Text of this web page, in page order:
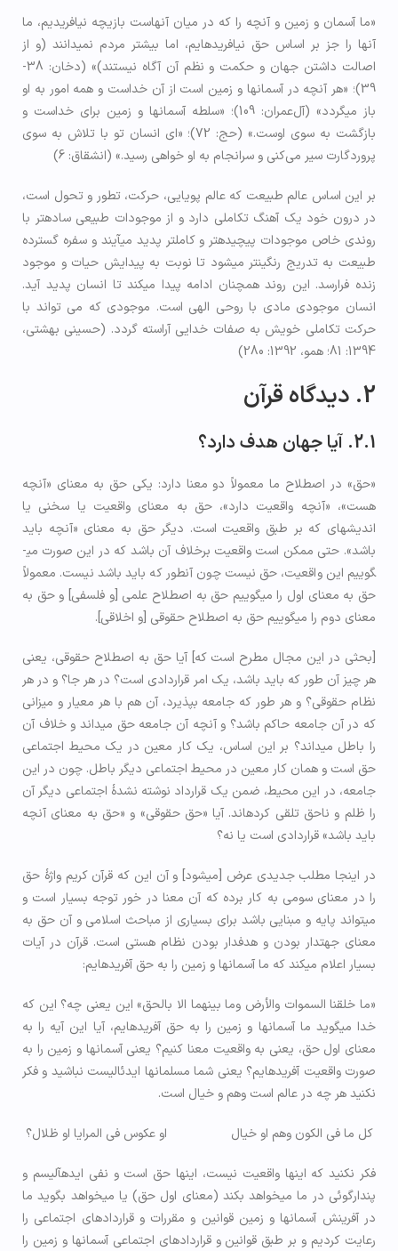
«ما آسمان و زمین و آنچه را که در میان آن­هاست بازیچه نیافریدیم، ما
آن­ها را جز بر اساس حق نیافریده­ایم، اما بیشتر مردم نمی­دانند (و از
اصالت داشتن جهان و حکمت و نظم آن آگاه نیستند)» (دخان: 38-
39)؛ «هر آنچه در آسمان­ها و زمین است از آن خداست و همه امور به او
باز می­گردد» (آل‌عمران: 109)؛ «سلطه آسمان­ها و زمین برای خداست و
بازگشت به سوی اوست.» (حج: 72)؛ «ای انسان تو با تلاش به سوی
پروردگارت سیر می‌کنی و سرانجام به او خواهی رسید.» (انشقاق: 6)
بر این اساس عالم طبیعت که عالم پویایی، حرکت، تطور و تحول است،
در درون خود یک آهنگ تکاملی دارد و از موجودات طبیعی ساده­تر با
روندی خاص موجودات پیچیده­تر و کامل­تر پدید می­آیند و سفره گسترده
طبیعت به تدریج رنگین­تر می­شود تا نوبت به پیدایش حیات و موجود
زنده فرارسد. این روند همچنان ادامه پیدا می­کند تا انسان پدید آید.
انسان موجودی مادی با روحی الهی است. موجودی که می تواند با
حرکت تکاملی خویش به صفات خدایی آراسته گردد. (حسینی بهشتی،
1394: 81؛ همو، 1392: 280)
2. دیدگاه قرآن
2.1. آیا جهان هدف دارد؟
«حق» در اصطلاح ما معمولاً دو معنا دارد: یکی حق به معنای «آنچه
هست»، «آنچه واقعیت دارد»، حق به معنای واقعیت یا سخنی یا
اندیشه­ای که بر طبق واقعیت است. دیگر حق به معنای «آنچه باید
باشد». حتی ممکن است واقعیت برخلاف آن باشد که در این صورت می­
گوییم این واقعیت، حق نیست چون آن­طور که باید باشد نیست. معمولاً
حق به معنای اول را می­گوییم حق به اصطلاح علمی [و فلسفی] و حق به
معنای دوم را می­گوییم حق به اصطلاح حقوقی [و اخلاقی].
[بحثی در این مجال مطرح است که] آیا حق به اصطلاح حقوقی، یعنی
هر چیز آن طور که باید باشد، یک امر قراردادی است؟ در هر جا؟ و در هر
نظام حقوقی؟ و هر طور که جامعه بپذیرد، آن هم با هر معیار و میزانی
که در آن جامعه حاکم باشد؟ و آنچه آن جامعه حق می­داند و خلاف آن
را باطل می­داند؟ بر این اساس، یک کار معین در یک محیط اجتماعی
حق است و همان کار معین در محیط اجتماعی دیگر باطل. چون در این
جامعه، در این محیط، ضمن یک قرارداد نوشته نشدۀ اجتماعی دیگر آن
را ظلم و ناحق تلقی کرده­اند. آیا «حق حقوقی» و «حق به معنای آنچه
باید باشد» قراردادی است یا نه؟
در اینجا مطلب جدیدی عرض [می­شود] و آن این که قرآن کریم واژۀ حق
را در معنای سومی به کار برده که آن معنا در خور توجه بسیار است و
می­تواند پایه و مبنایی باشد برای بسیاری از مباحث اسلامی و آن حق به
معنای جهت­دار بودن و هدفدار بودن نظام هستی است. قرآن در آیات
بسیار اعلام می­کند که ما آسمان­ها و زمین را به حق آفریده­ایم:
«ما خلقنا السموات والأرض وما بينهما الا بالحق» این یعنی چه؟ این که
خدا می­گوید ما آسمان­ها و زمین را به حق آفریده­ایم، آیا این آیه را به
معنای اول حق، یعنی به واقعیت معنا کنیم؟ یعنی آسمان­ها و زمین را به
صورت واقعیت آفریده­ایم؟ یعنی شما مسلمان­ها ایدئالیست نباشید و فکر
نکنید هر چه در عالم است وهم و خیال است.
كل ما في الكون وهم او خیال او عکوس في المرايا او ظلال؟
فکر نکنید که این­ها واقعیت نیست، این­ها حق است و نفی ایده­آلیسم و
پندار­گوئی در ما می­خواهد بکند (معنای اول حق) یا می­خواهد بگوید ما
در آفرینش آسمان­ها و زمین قوانین و مقررات و قراردادهای اجتماعی را
رعایت کردیم و بر طبق قوانین و قراردادهای اجتماعی آسمان­ها و زمین را